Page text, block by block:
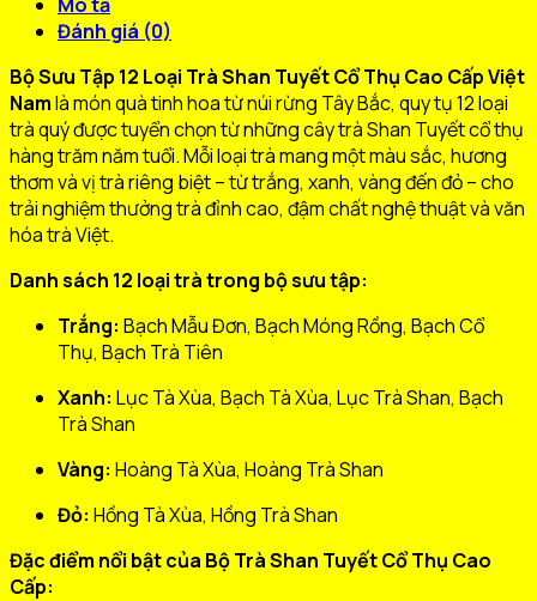
Đánh giá (0)
Bộ Sưu Tập 12 Loại Trà Shan Tuyết Cổ Thụ Cao Cấp Việt
Namlà món quà tinh hoa từ núi rừng Tây Bắc, quy tụ 12 loại
trà quý được tuyển chọn từ những cây trà Shan Tuyết cổ thụ
hàng trăm năm tuổi. Mỗi loại trà mang một màu sắc, hương
thơm và vị trà riêng biệt – từ trắng, xanh, vàng đến đỏ – cho
trải nghiệm thưởng trà đỉnh cao, đậm chất nghệ thuật và văn
hóa trà Việt.
Danh sách 12 loại trà trong bộ sưu tập:
Trắng: Bạch Mẫu Đơn, Bạch Móng Rồng, Bạch Cổ
Thụ, Bạch Trà Tiên
Xanh: Lục Tà Xùa, Bạch Tà Xùa, Lục Trà Shan, Bạch
Trà Shan
Vàng: Hoàng Tà Xùa, Hoàng Trà Shan
Đỏ: Hồng Tà Xùa, Hồng Trà Shan
Đặc điểm nổi bật của Bộ Trà Shan Tuyết Cổ Thụ Cao
Cấp: